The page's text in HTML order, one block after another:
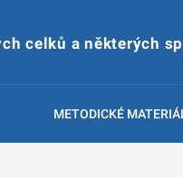
celků a některých
METODICKÉ